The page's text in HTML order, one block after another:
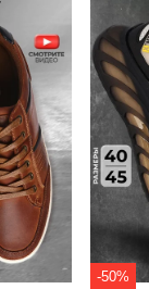
-50%